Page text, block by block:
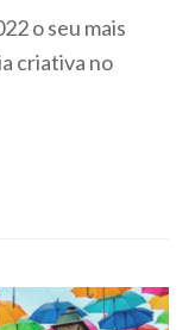
o seu mais
criativa no